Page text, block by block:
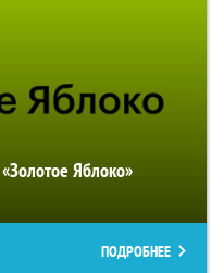
Яблоко»
ПОДРОБНЕЕ